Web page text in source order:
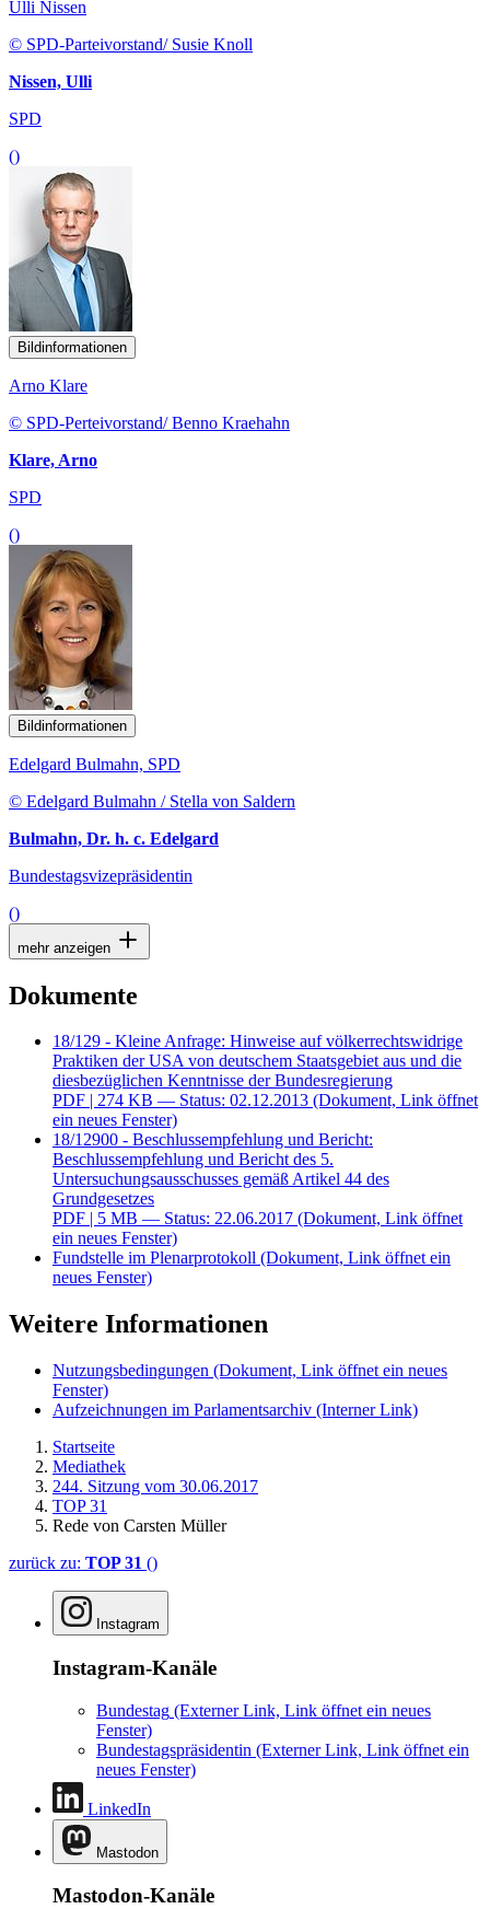
Ulli Nissen
© SPD-Parteivorstand/ Susie Knoll
Nissen, Ulli
SPD
()
Bildinformationen
Arno Klare
© SPD-Perteivorstand/ Benno Kraehahn
Klare, Arno
SPD
()
Bildinformationen
Edelgard Bulmahn, SPD
© Edelgard Bulmahn / Stella von Saldern
Bulmahn, Dr. h. c. Edelgard
Bundestagsvizepräsidentin
()
mehr anzeigen
Dokumente
18/129 - Kleine Anfrage: Hinweise auf völkerrechtswidrige
Praktiken der USA von deutschem Staatsgebiet aus und die
diesbezüglichen Kenntnisse der Bundesregierung
PDF | 274 KB — Status: 02.12.2013 (Dokument, Link öffnet
ein neues Fenster)
18/12900 - Beschlussempfehlung und Bericht:
Beschlussempfehlung und Bericht des 5.
Untersuchungsausschusses gemäß Artikel 44 des
Grundgesetzes
PDF | 5 MB — Status: 22.06.2017 (Dokument, Link öffnet
ein neues Fenster)
Fundstelle im Plenarprotokoll (Dokument, Link öffnet ein
neues Fenster)
Weitere Informationen
Nutzungsbedingungen (Dokument, Link öffnet ein neues
Fenster)
Aufzeichnungen im Parlamentsarchiv (Interner Link)
Startseite
Mediathek
244. Sitzung vom 30.06.2017
TOP 31
Rede von Carsten Müller
zurück zu: TOP 31 ()
Instagram
Instagram-Kanäle
Bundestag (Externer Link, Link öffnet ein neues
Fenster)
Bundestagspräsidentin (Externer Link, Link öffnet ein
neues Fenster)
LinkedIn
Mastodon
Mastodon-Kanäle